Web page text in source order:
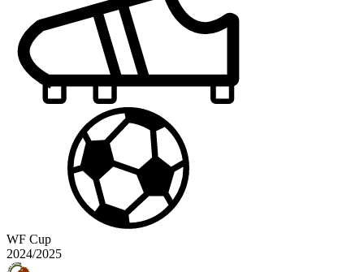
WF Cup
2024/2025